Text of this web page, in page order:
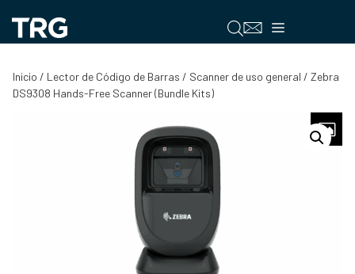
contenido
Menú
Inicio / Lector de Código de Barras / Scanner de uso general / Zebra
DS9308 Hands-Free Scanner (Bundle Kits)